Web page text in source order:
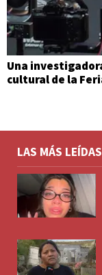
Una
cultural de la
LAS MÁS